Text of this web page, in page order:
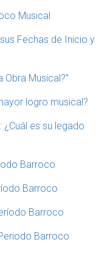
Musical
Fechas de Inicio y
Obra Musical?”
logro musical?
es su legado
Barroco
Barroco
Barroco
Barroco